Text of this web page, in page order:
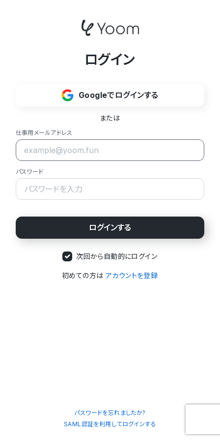
ログイン
Googleでログインする
または
仕事用メールアドレス
パスワード
次回から自動的にログイン
初めての方は アカウントを登録
パスワードを忘れましたか?
SAML認証を利用してログインする